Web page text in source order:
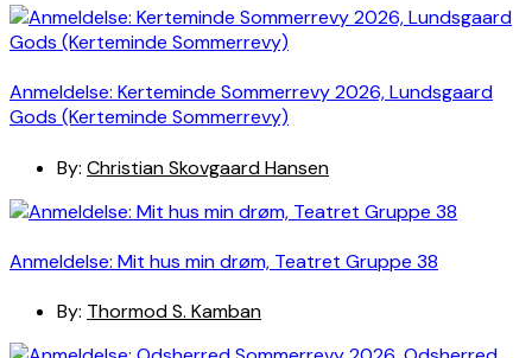
Anmeldelse: Kerteminde Sommerrevy 2026, Lundsgaard
Gods (Kerteminde Sommerrevy)
By: Christian Skovgaard Hansen
Anmeldelse: Mit hus min drøm, Teatret Gruppe 38
By: Thormod S. Kamban